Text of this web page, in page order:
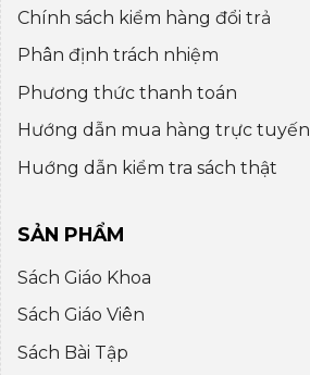
Chính sách kiểm hàng đổi trả
Phân định trách nhiệm
Phương thức thanh toán
Hướng dẫn mua hàng trực tuyến
Huớng dẫn kiểm tra sách thật
SẢN PHẨM
Sách Giáo Khoa
Sách Giáo Viên
Sách Bài Tập